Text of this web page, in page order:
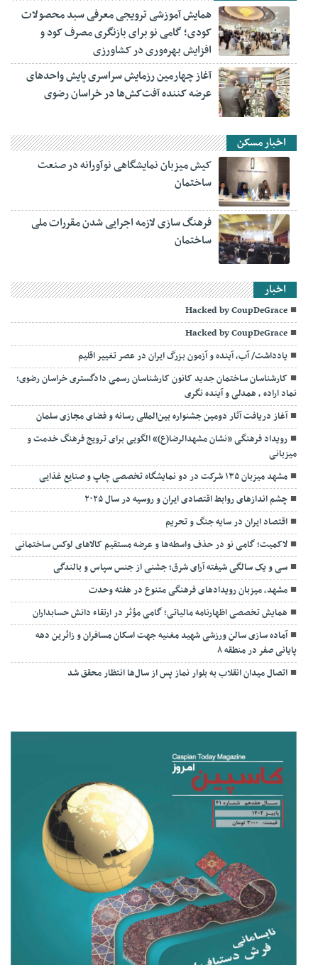
همایش آموزشی ترویجی معرفی سبد محصولات
کودی؛ گامی نو برای بازنگری مصرف کود و
افزایش بهره‌وری در کشاورزی
آغاز چهارمین رزمایش سراسری پایش واحدهای
عرضه کننده آفت‌کش‌ها در خراسان رضوی
اخبار مسکن
کیش میزبان نمایشگاهی نوآورانه در صنعت
ساختمان
فرهنگ سازی لازمه اجرایی شدن مقررات ملی
ساختمان
اخبار
Hacked by CoupDeGrace
Hacked by CoupDeGrace
یادداشت/ آب، آینده و آزمون بزرگ ایران در عصر تغییر اقلیم
کارشناسان ساختمان جدید کانون کارشناسان رسمی دادگستری خراسان رضوی؛
نماد اراده ، همدلی و آینده نگری
آغاز دریافت آثار دومین جشنواره بین‌المللی رسانه و فضای مجازی سلمان
رویداد فرهنگی «نشان مشهدالرضا(ع)» الگویی برای ترویج فرهنگ خدمت و
میزبانی
مشهد میزبان ۱۳۵ شرکت در دو نمایشگاه تخصصی چاپ و صنایع غذایی
چشم اندازهای روابط اقتصادی ایران و روسیه در سال ۲۰۲۵
اقتصاد ایران در سایه جنگ و تحریم
لاکمیت؛ گامی نو در حذف واسطه‌ها و عرضه مستقیم کالاهای لوکس ساختمانی
سی و یک سالگی شیفته آرای شرق؛ جشنی از جنس سپاس و بالندگی
مشهد، میزبان رویدادهای فرهنگی متنوع در هفته وحدت
همایش تخصصی اظهارنامه مالیاتی؛ گامی مؤثر در ارتقاء دانش حسابداران
آماده سازی سالن ورزشی شهید مغنیه جهت اسکان مسافران و زائرین دهه
پایانی صفر در منطقه ۸
اتصال میدان انقلاب به بلوار نماز پس از سال‌ها انتظار محقق شد